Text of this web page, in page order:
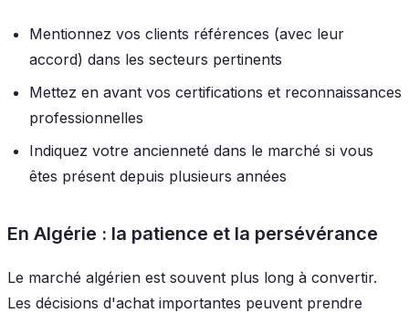
Mentionnez vos clients références (avec leur
accord) dans les secteurs pertinents
Mettez en avant vos certifications et reconnaissances
professionnelles
Indiquez votre ancienneté dans le marché si vous
êtes présent depuis plusieurs années
En Algérie : la patience et la persévérance
Le marché algérien est souvent plus long à convertir.
Les décisions d'achat importantes peuvent prendre